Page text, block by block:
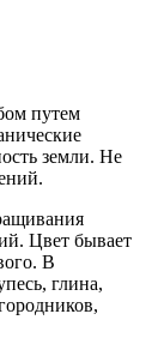
путем
земли. Не
Цвет бывает
В
глина,